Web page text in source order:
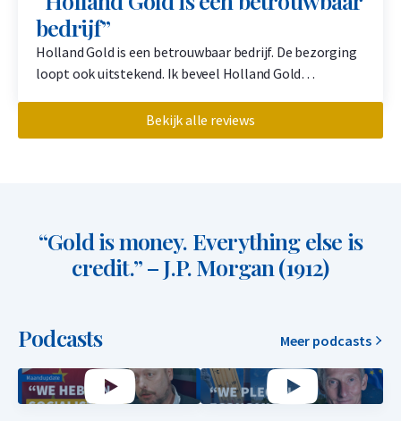
bedrijf”
Holland Gold is een betrouwbaar bedrijf. De bezorging
loopt ook uitstekend. Ik beveel Holland Gold…
Bekijk alle reviews
“Gold is money. Everything else is
credit.” – J.P. Morgan (1912)
Podcasts Meer podcasts